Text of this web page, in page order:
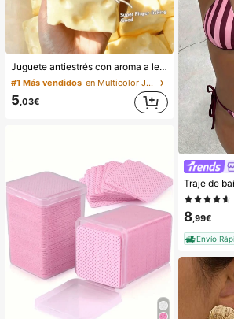
Juguete antiestrés con aroma a leche dulce de TPR suave y esponjoso con forma de dumpling, adorno divertido y lindo de 5 cm para apretar, regalo práctico y de moda, adecuado para cumpleaños, Pascua, Halloween, Navidad y varios regalos de fiesta, mejora el estado de ánimo
#1 Más vendidos en Multicolor Juguetes para apretar para adolescen
5,03€
8,99€
Envío